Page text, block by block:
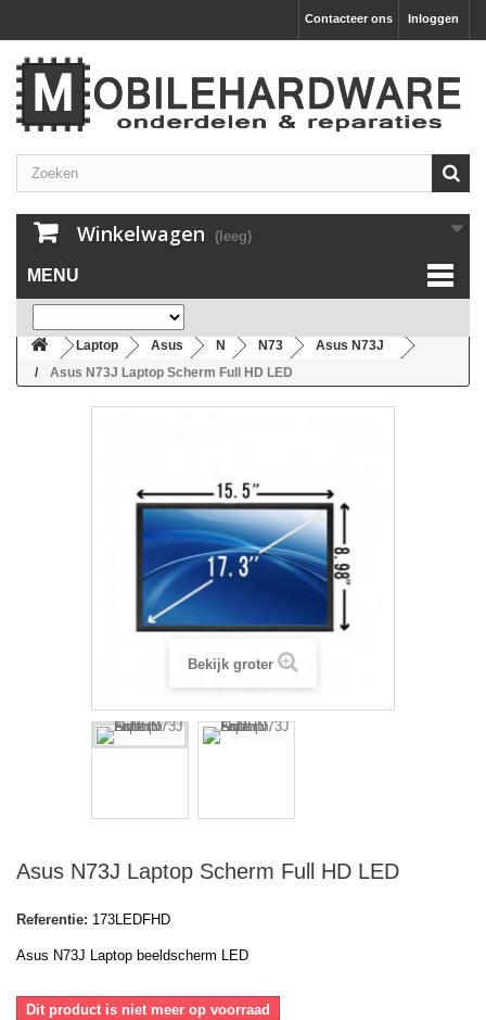
Inloggen
Contacteer ons
Winkelwagen (leeg)
MENU
Laptop Asus N N73
Asus N73J
Asus N73J Laptop Scherm Full HD LED
Bekijk groter
Asus N73J Laptop Scherm Full HD LED
Referentie: 173LEDFHD
Asus N73J Laptop beeldscherm LED
Dit product is niet meer op voorraad